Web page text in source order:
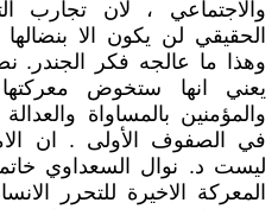
والاجتماعي ، لان تجارب
الحقيقي لن يكون الا
وهذا ما عالجه فكر الجندر.
يعني انها ستخوض معركتها
والمؤمنين بالمساواة
في الصفوف الأولى . ان
ليست د. نوال السعداوي
المعركة الاخيرة للتحرر